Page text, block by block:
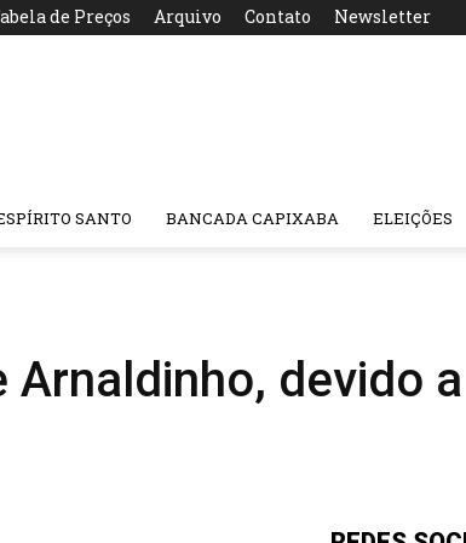
de Preços Arquivo Contato Newsletter
SANTO BANCADA CAPIXABA ELEIÇÕES
devido